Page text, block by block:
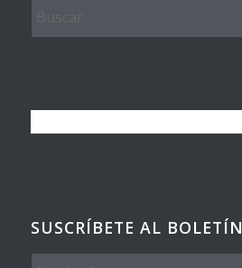
SUSCRÍBETE AL BOLETÍN